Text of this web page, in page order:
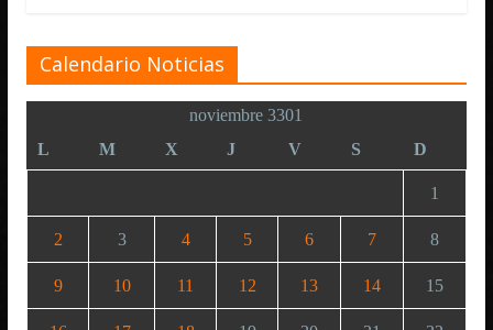
Calendario Noticias
noviembre 3301
L
M X J V S D
1
2 3 4 5 6 7 8
9 10 11 12 13 14 15